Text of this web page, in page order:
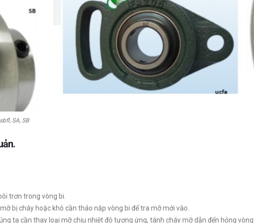
SA, SB
trơn trong vòng bi.
bị cháy hoặc khô cần tháo nắp vòng bi để tra mỡ mới vào.
ta cần thay loại mỡ chịu nhiệt độ tương ứng, tánh cháy mỡ dẫn đến hỏng